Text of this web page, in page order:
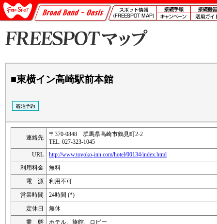
■東横イン高崎駅前本館
連絡先
〒370-0848 群馬県高崎市鶴見町2-2
TEL. 027-323-1045
URL
http://www.toyoko-inn.com/hotel/00134/index.html
利用料金
無料
電 源
利用不可
営業時間
24時間 (*)
定休日
無休
業 態
ホテル、旅館、ロビー